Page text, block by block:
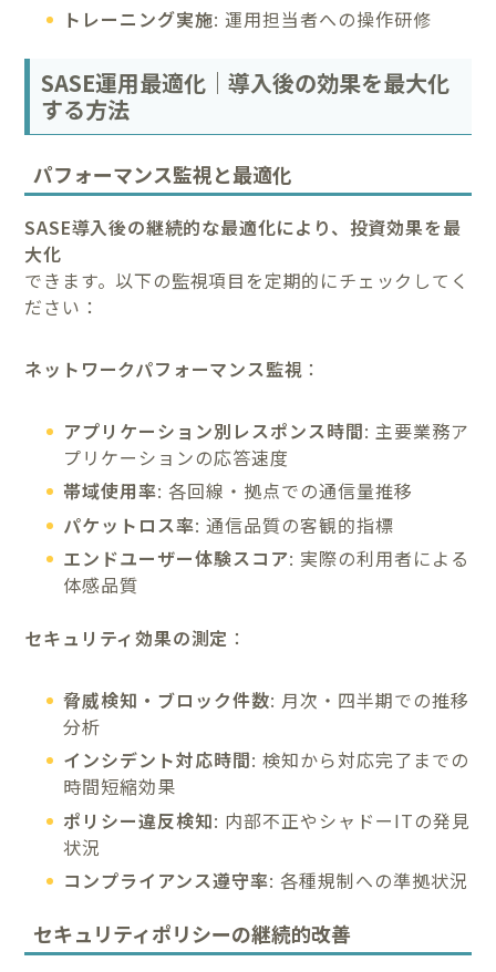
トレーニング実施: 運用担当者への操作研修
SASE運用最適化｜導入後の効果を最大化
する方法
パフォーマンス監視と最適化
SASE導入後の継続的な最適化により、投資効果を最
大化
できます。以下の監視項目を定期的にチェックしてく
ださい：
ネットワークパフォーマンス監視 ：
アプリケーション別レスポンス時間: 主要業務ア
プリケーションの応答速度
帯域使用率: 各回線・拠点での通信量推移
パケットロス率: 通信品質の客観的指標
エンドユーザー体験スコア: 実際の利用者による
体感品質
セキュリティ効果の測定 ：
脅威検知・ブロック件数: 月次・四半期での推移
分析
インシデント対応時間: 検知から対応完了までの
時間短縮効果
ポリシー違反検知: 内部不正やシャドーITの発見
状況
コンプライアンス遵守率: 各種規制への準拠状況
セキュリティポリシーの継続的改善